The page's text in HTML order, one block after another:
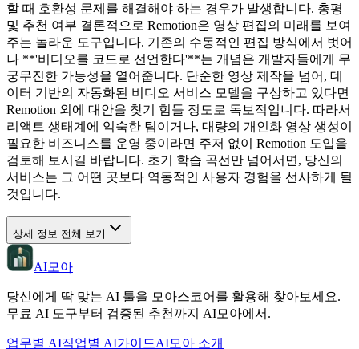
할 때 호환성 문제를 해결해야 하는 경우가 발생합니다. 총평
및 추천 여부 결론적으로 Remotion은 영상 편집의 미래를 보여
주는 놀라운 도구입니다. 기존의 수동적인 편집 방식에서 벗어
나 **'비디오를 코드로 선언한다'**는 개념은 개발자들에게 무
궁무진한 가능성을 열어줍니다. 단순한 영상 제작을 넘어, 데
이터 기반의 자동화된 비디오 서비스 모델을 구상하고 있다면
Remotion 외에 대안을 찾기 힘들 정도로 독보적입니다. 따라서
리액트 생태계에 익숙한 팀이거나, 대량의 개인화 영상 생성이
필요한 비즈니스를 운영 중이라면 주저 없이 Remotion 도입을
검토해 보시길 바랍니다. 초기 학습 곡선만 넘어서면, 당신의
서비스는 그 어떤 곳보다 역동적인 사용자 경험을 선사하게 될
것입니다.
상세 정보 전체 보기
AI모아
당신에게 딱 맞는 AI 툴을 모아스코어를 활용해 찾아보세요.
무료 AI 도구부터 검증된 추천까지 AI모아에서.
업무별 AI직업별 AI가이드AI모아 소개